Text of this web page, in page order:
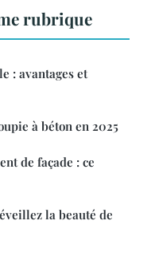
rubrique
: avantages et
à béton en 2025
de façade : ce
la beauté de